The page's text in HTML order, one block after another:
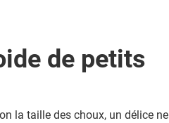
de petits
la taille des choux, un délice ne